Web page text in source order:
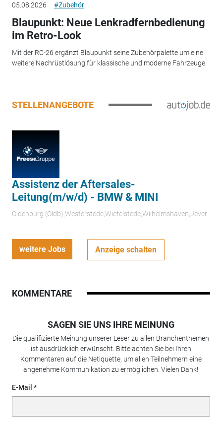
05.08.2026 #Zubehör
Blaupunkt: Neue Lenkradfernbedienung
im Retro-Look
Mit der RC-26 ergänzt Blaupunkt seine Zubehörpalette um eine
weitere Nachrüstlösung für klassische und moderne Fahrzeuge.
STELLENANGEBOTE
Assistenz der Aftersales-
Leitung(m/w/d) - BMW & MINI
Oldenburg (Oldb);Westerstede;Wiefelstede;Wilhelmshaven;Jever
weitere Jobs Anzeige schalten
KOMMENTARE
SAGEN SIE UNS IHRE MEINUNG
Die qualifizierte Meinung unserer Leser zu allen Branchenthemen
ist ausdrücklich erwünscht. Bitte achten Sie bei Ihren
Kommentaren auf die Netiquette, um allen Teilnehmern eine
angenehme Kommunikation zu ermöglichen. Vielen Dank!
E-Mail